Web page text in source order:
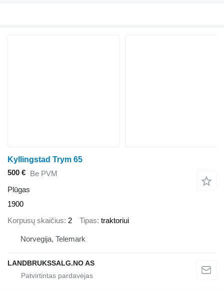
Kyllingstad Trym 65
500 € Be PVM
Plūgas
1900
Korpusų skaičius 2 Tipas traktoriui
Norvegija, Telemark
LANDBRUKSSALG.NO AS